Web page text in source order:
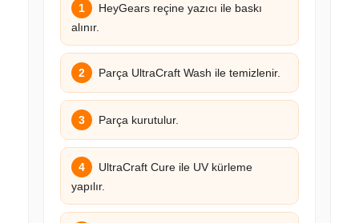
1
HeyGears reçine yazıcı ile baskı
alınır.
2 Parça UltraCraft Wash ile temizlenir.
3 Parça kurutulur.
4
UltraCraft Cure ile UV kürleme
yapılır.